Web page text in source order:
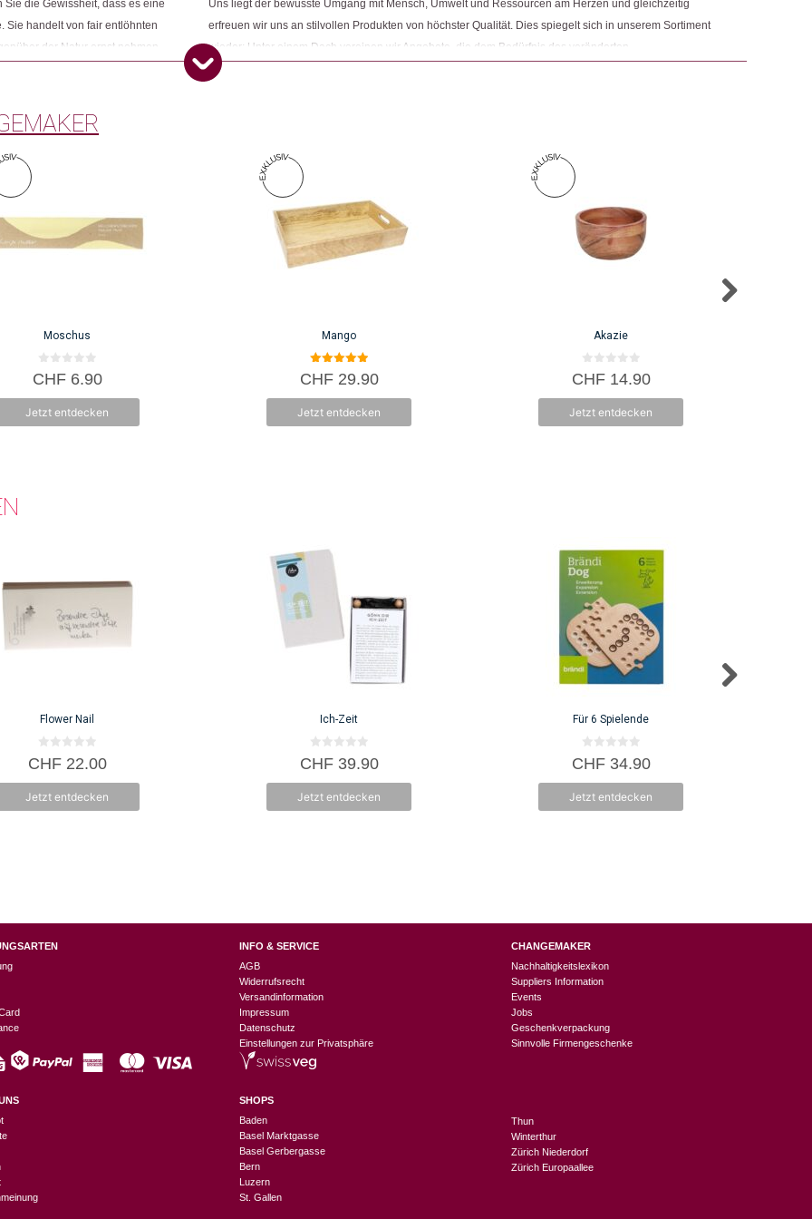
Dieses Produkt weiterempfehlen:
die Gewissheit, dass es eine
Sie handelt von fair entlöhnten
der Natur ernst nehmen.
Uns liegt der bewusste Umgang mit Mensch, Umwelt und Ressourcen am Herzen und gleichzeitig
erfreuen wir uns an stilvollen Produkten von höchster Qualität. Dies spiegelt sich in unserem Sortiment
wieder: Unter einem Dach vereinen wir Angebote, die dem Bedürfnis des veränderten
Konsumbewusstseins nach mehr Sinn und Nachhaltigkeit sowie der Modernisierung von Fair Trade und
Moschus
0
v
5
CHF6.90
Jetzt entdecken
Mango
5.00
von 5
CHF29.90
Jetzt entdecken
Akazie
0
v
5
CHF14.90
Jetzt entdecken
Flower Nail
0
v
5
CHF22.00
Jetzt entdecken
Ich-Zeit
0
v
5
CHF39.90
Jetzt entdecken
Für 6 Spielende
0
v
5
CHF34.90
Jetzt entdecken
INFO & SERVICE
AGB
Widerrufsrecht
Versandinformation
Impressum
Datenschutz
Einstellungen zur Privatsphäre
SHOPS
Baden
Basel Marktgasse
Basel Gerbergasse
Bern
Luzern
St. Gallen
CHANGEMAKER
Nachhaltigkeitslexikon
Suppliers Information
Events
Jobs
Geschenkverpackung
Sinnvolle Firmengeschenke
Thun
Winterthur
Zürich Niederdorf
Zürich Europaallee